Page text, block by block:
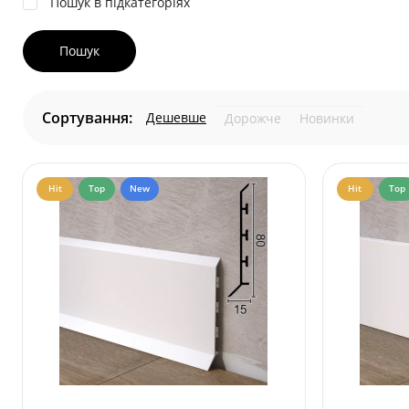
Сортування: Дешевше Дорожче Новинки
Hit Top New Hit Top